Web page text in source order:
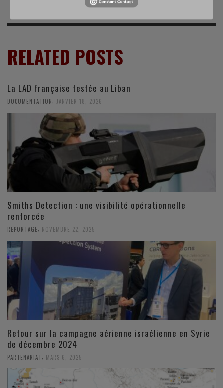
RELATED POSTS
La LAD française testée au Liban
DOCUMENTATION JANVIER 18, 2026
Smiths Detection : une visibilité opérationnelle
renforcée
REPORTAGE NOVEMBRE 22, 2025
Retour sur la campagne aérienne israélienne en Syrie
de décembre 2024
PARTENARIAT MARS 6, 2025